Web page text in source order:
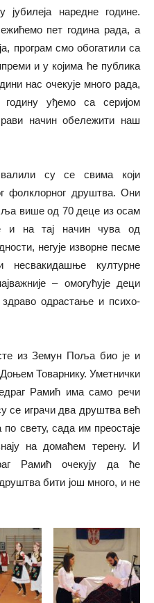
наредне године.
пет година рада, а
програм смо обогатили са
и у којима ће публика
нас очекује много рада,
уђемо са серијом
начин обележити наш
су се свима који
фолклорног друштва. Они
више од 70 деце из осам
и на тај начин чува од
негује изворне песме
несвакидашње културне
– омогућује деци
здраво одрастање и психо-
из Земун Поља био је и
Товарнику. Уметнички
Рамић има само речи
се играчи два друштва већ
свету, сада им преостаје
на домаћем терену. И
Рамић очекују да ће
бити још много, и не